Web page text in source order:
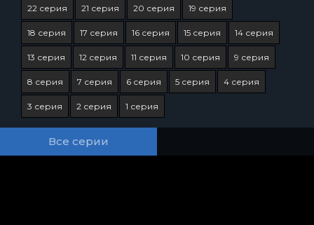
22 серия 21 серия 20 серия 19 серия
18 серия 17 серия 16 серия 15 серия 14 серия
13 серия 12 серия 11 серия 10 серия 9 серия
8 серия 7 серия 6 серия 5 серия 4 серия
3 серия 2 серия 1 серия
Все серии